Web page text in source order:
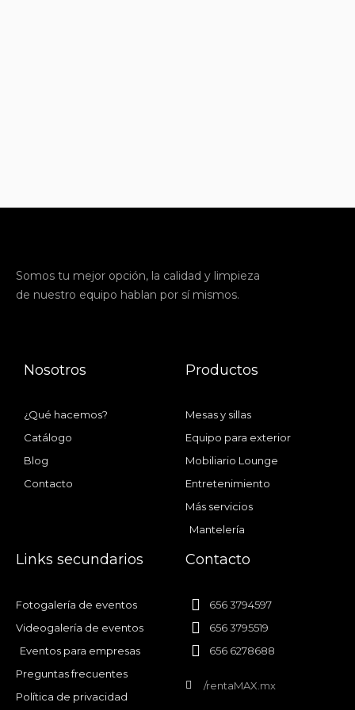
Somos tu mejor opción, la calidad y limpieza
de nuestro equipo hablan por sí mismos.
Nosotros
¿Qué hacemos?
Catálogo
Blog
Contacto
Productos
Mesas y sillas
Equipo para exterior
Mobiliario Lounge
Entretenimiento
Más servicios
Mantelería
Links secundarios
Fotogalería de eventos
Videogalería de eventos
Eventos para empresas
Preguntas frecuentes
Política de privacidad
Contacto
656 3794597
656 3795519
656 6278688
/rentaMAX.mx